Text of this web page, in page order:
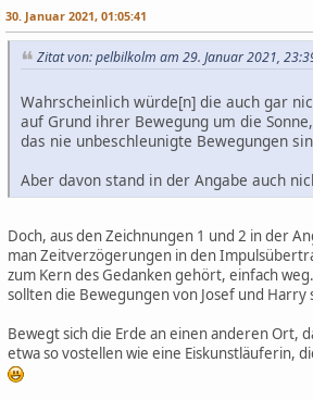
30. Januar 2021, 01:05:41
Zitat von: pelbilkolm am 29. Januar 2021,
Wahrscheinlich würde[n] die auch gar
auf Grund ihrer Bewegung um die
das nie unbeschleunigte Bewegungen
Aber davon stand in der Angabe auch
Doch, aus den Zeichnungen 1 und 2 in der
man Zeitverzögerungen in den
zum Kern des Gedanken gehört, einfach
sollten die Bewegungen von Josef und
Bewegt sich die Erde an einen anderen Ort,
etwa so vostellen wie eine Eiskunstläuferin,